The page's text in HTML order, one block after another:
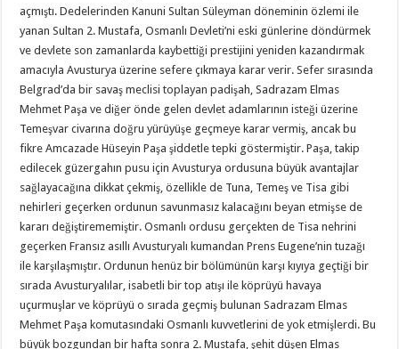
açmıştı. Dedelerinden Kanuni Sultan Süleyman döneminin özlemi ile
yanan Sultan 2. Mustafa, Osmanlı Devleti’ni eski günlerine döndürmek
ve devlete son zamanlarda kaybettiği prestijini yeniden kazandırmak
amacıyla Avusturya üzerine sefere çıkmaya karar verir. Sefer sırasında
Belgrad’da bir savaş meclisi toplayan padişah, Sadrazam Elmas
Mehmet Paşa ve diğer önde gelen devlet adamlarının isteği üzerine
Temeşvar civarına doğru yürüyüşe geçmeye karar vermiş, ancak bu
fikre Amcazade Hüseyin Paşa şiddetle tepki göstermiştir. Paşa, takip
edilecek güzergahın pusu için Avusturya ordusuna büyük avantajlar
sağlayacağına dikkat çekmiş, özellikle de Tuna, Temeş ve Tisa gibi
nehirleri geçerken ordunun savunmasız kalacağını beyan etmişse de
kararı değiştirememiştir. Osmanlı ordusu gerçekten de Tisa nehrini
geçerken Fransız asıllı Avusturyalı kumandan Prens Eugene’nin tuzağı
ile karşılaşmıştır. Ordunun henüz bir bölümünün karşı kıyıya geçtiği bir
sırada Avusturyalılar, isabetli bir top atışı ile köprüyü havaya
uçurmuşlar ve köprüyü o sırada geçmiş bulunan Sadrazam Elmas
Mehmet Paşa komutasındaki Osmanlı kuvvetlerini de yok etmişlerdi. Bu
büyük bozgundan bir hafta sonra 2. Mustafa, şehit düşen Elmas